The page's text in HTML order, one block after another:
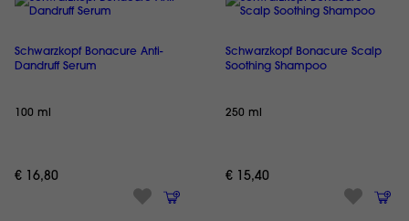
Schwarzkopf Bonacure Anti-
Dandruff Serum
100 ml
€ 16,80
Schwarzkopf Bonacure Scalp
Soothing Shampoo
250 ml
€ 15,40